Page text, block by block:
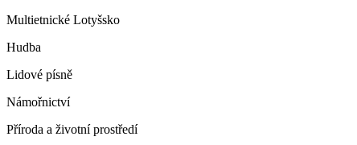
Multietnické Lotyšsko
Hudba
Lidové písně
Námořnictví
Příroda a životní prostředí